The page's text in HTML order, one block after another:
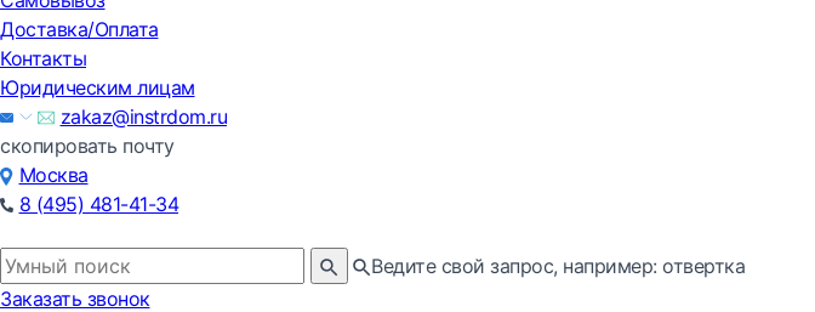
Доставка/Оплата
Контакты
Юридическим лицам
zakaz@instrdom.ru
скопировать почту
Москва
8 (495) 481-41-34
Ведите свой запрос, например: отвертка
Заказать звонок